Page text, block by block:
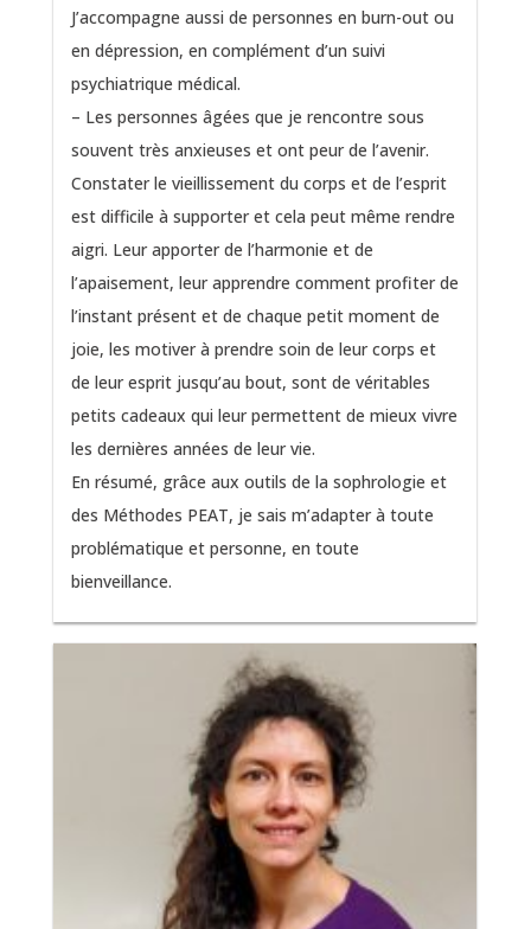
J’accompagne aussi de personnes en burn-out ou
en dépression, en complément d’un suivi
psychiatrique médical.
– Les personnes âgées que je rencontre sous
souvent très anxieuses et ont peur de l’avenir.
Constater le vieillissement du corps et de l’esprit
est difficile à supporter et cela peut même rendre
aigri. Leur apporter de l’harmonie et de
l’apaisement, leur apprendre comment profiter de
l’instant présent et de chaque petit moment de
joie, les motiver à prendre soin de leur corps et
de leur esprit jusqu’au bout, sont de véritables
petits cadeaux qui leur permettent de mieux vivre
les dernières années de leur vie.
En résumé, grâce aux outils de la sophrologie et
des Méthodes PEAT, je sais m’adapter à toute
problématique et personne, en toute
bienveillance.